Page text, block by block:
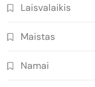
Laisvalaikis
Maistas
Namai